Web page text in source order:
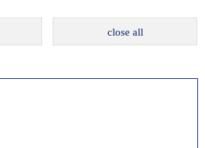
close all